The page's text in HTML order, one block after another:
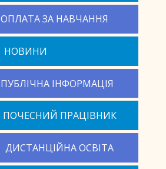
ОПЛАТА ЗА НАВЧАННЯ
НОВИНИ
ПУБЛІЧНА ІНФОРМАЦІЯ
ПОЧЕСНИЙ ПРАЦІВНИК
ДИСТАНЦІЙНА ОСВІТА